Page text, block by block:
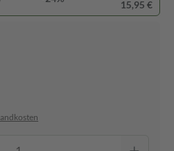
15,95 €